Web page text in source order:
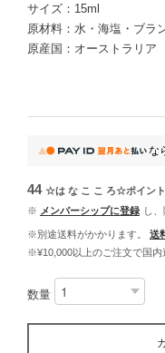
サイズ：15ml
原材料：水・海塩・ブラ
原産国：オーストラリア
な
44 ☆は な こ こ ろ☆ポイント
※ メンバーシップに登録 し
※別途送料がかかります。
送
※¥10,000以上のご注文で国内
数量